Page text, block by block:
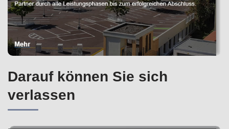
Darauf können Sie sich
verlassen